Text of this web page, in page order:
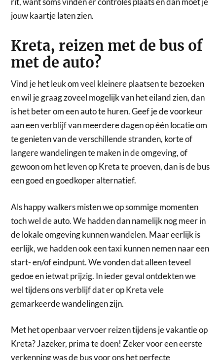
jouw kaartje laten zien.
Kreta, reizen met de bus of
met de auto?
Vind je het leuk om veel kleinere plaatsen te bezoeken
en wil je graag zoveel mogelijk van het eiland zien, dan
is het beter om een auto te huren. Geef je de voorkeur
aan een verblijf van meerdere dagen op één locatie om
te genieten van de verschillende stranden, korte of
langere wandelingen te maken in de omgeving, of
gewoon om het leven op Kreta te proeven, dan is de bus
een goed en goedkoper alternatief.
Als happy walkers misten we op sommige momenten
toch wel de auto. We hadden dan namelijk nog meer in
de lokale omgeving kunnen wandelen. Maar eerlijk is
eerlijk, we hadden ook een taxi kunnen nemen naar een
start- en/of eindpunt. We vonden dat alleen teveel
gedoe en ietwat prijzig. In ieder geval ontdekten we
wel tijdens ons verblijf dat er op Kreta vele
gemarkeerde wandelingen zijn.
Met het openbaar vervoer reizen tijdens je vakantie op
Kreta? Jazeker, prima te doen! Zeker voor een eerste
verkenning was de bus voor ons het perfecte